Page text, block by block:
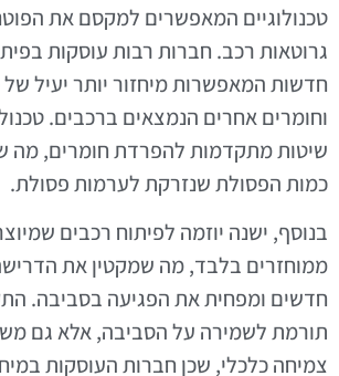
טכנולוגיים המאפשרים למקסם את
גרוטאות רכב. חברות רבות עוסקות
חדשות המאפשרות מיחזור יותר יעיל
וחומרים אחרים הנמצאים ברכבים.
שיטות מתקדמות להפרדת חומרים, מה
כמות הפסולת שנזרקת לערמות פסולת.
בנוסף, ישנה יוזמה לפיתוח רכבים
ממוחזרים בלבד, מה שמקטין את
חדשים ומפחית את הפגיעה בסביבה.
תורמת לשמירה על הסביבה, אלא גם
צמיחה כלכלי, שכן חברות העוסקות